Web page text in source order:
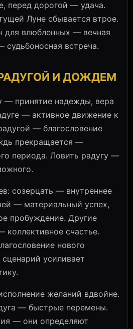
перед дорогой — удача.
Луне сбывается втрое.
для влюбленных — вечная
встреча.
И ДОЖДЕМ
— принятие надежды, вера
— активное движение к
— благословение
прекращается —
периода. Ловить радугу —
созерцать — внутреннее
— материальный успех,
пробуждение. Другие
счастье.
нового
усиливает
желаний вдвойне.
— быстрые перемены.
— они определяют